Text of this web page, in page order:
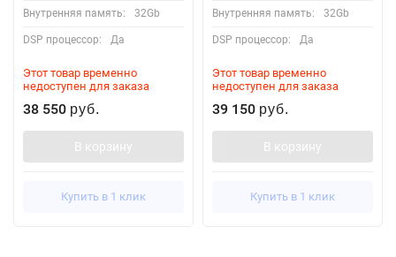
Внутренняя память: 32Gb
DSP процессор: Да
Этот товар временно
недоступен для заказа
38 550 руб.
В корзину
Купить в 1 клик
Внутренняя память: 32Gb
DSP процессор: Да
Этот товар временно
недоступен для заказа
39 150 руб.
В корзину
Купить в 1 клик